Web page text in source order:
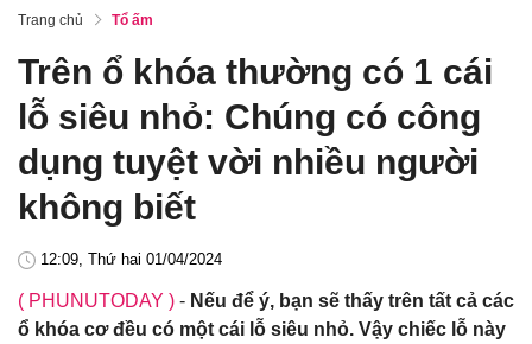
Trang chủ Tổ ấm
Trên ổ khóa thường có 1 cái
lỗ siêu nhỏ: Chúng có công
dụng tuyệt vời nhiều người
không biết
12:09, Thứ hai 01/04/2024
( PHUNUTODAY ) - Nếu để ý, bạn sẽ thấy trên tất cả các
ổ khóa cơ đều có một cái lỗ siêu nhỏ. Vậy chiếc lỗ này